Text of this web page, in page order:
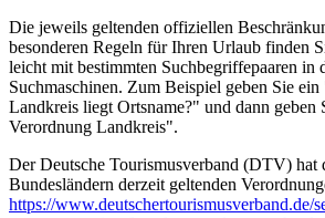
Die jeweils geltenden offiziellen
besonderen Regeln für Ihren Urlaub finden
leicht mit bestimmten Suchbegriffepaaren in
Suchmaschinen. Zum Beispiel geben Sie
Landkreis liegt Ortsname?" und dann geben
Verordnung Landkreis".
Der Deutsche Tourismusverband (DTV) hat
Bundesländern derzeit geltenden
https://www.deutscher­tourismusverband.de/­